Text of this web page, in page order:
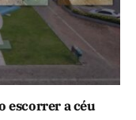
escorrer a céu